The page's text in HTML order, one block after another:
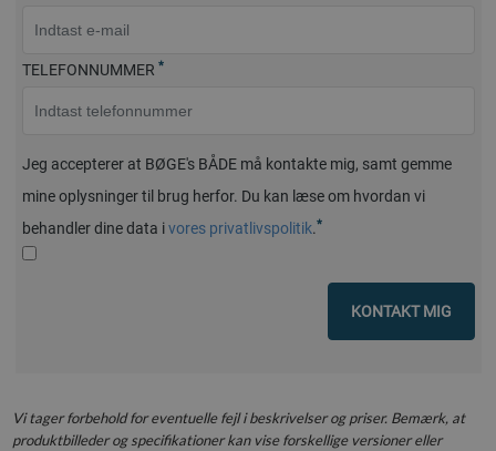
TELEFONNUMMER *
Jeg accepterer at BØGE's BÅDE må kontakte mig, samt gemme
mine oplysninger til brug herfor. Du kan læse om hvordan vi
behandler dine data ivores privatlivspolitik.*
KONTAKT MIG
Vi tager forbehold for eventuelle fejl i beskrivelser og priser. Bemærk, at
produktbilleder og specifikationer kan vise forskellige versioner eller